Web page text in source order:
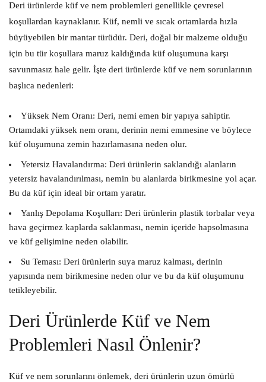
Deri ürünlerde küf ve nem problemleri genellikle çevresel
koşullardan kaynaklanır. Küf, nemli ve sıcak ortamlarda hızla
büyüyebilen bir mantar türüdür. Deri, doğal bir malzeme olduğu
için bu tür koşullara maruz kaldığında küf oluşumuna karşı
savunmasız hale gelir. İşte deri ürünlerde küf ve nem sorunlarının
başlıca nedenleri:
Yüksek Nem Oranı: Deri, nemi emen bir yapıya sahiptir.
Ortamdaki yüksek nem oranı, derinin nemi emmesine ve böylece
küf oluşumuna zemin hazırlamasına neden olur.
Yetersiz Havalandırma: Deri ürünlerin saklandığı alanların
yetersiz havalandırılması, nemin bu alanlarda birikmesine yol açar.
Bu da küf için ideal bir ortam yaratır.
Yanlış Depolama Koşulları: Deri ürünlerin plastik torbalar veya
hava geçirmez kaplarda saklanması, nemin içeride hapsolmasına
ve küf gelişimine neden olabilir.
Su Teması: Deri ürünlerin suya maruz kalması, derinin
yapısında nem birikmesine neden olur ve bu da küf oluşumunu
tetikleyebilir.
Deri Ürünlerde Küf ve Nem
Problemleri Nasıl Önlenir?
Küf ve nem sorunlarını önlemek, deri ürünlerin uzun ömürlü